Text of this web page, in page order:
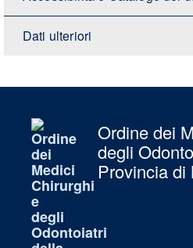
Dati ulteriori
Ordine dei
degli
Provincia di